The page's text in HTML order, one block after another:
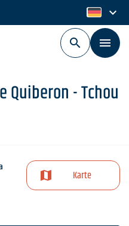
de
keyboard_arrow_down
Quiberon - Tchou
Karte